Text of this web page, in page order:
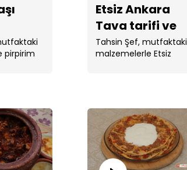
pirpirim
Etsiz Ankara
Tava tarifi ve
ipuçları!
Tahsin Şef, mutfaktaki
malzemelerle Etsiz